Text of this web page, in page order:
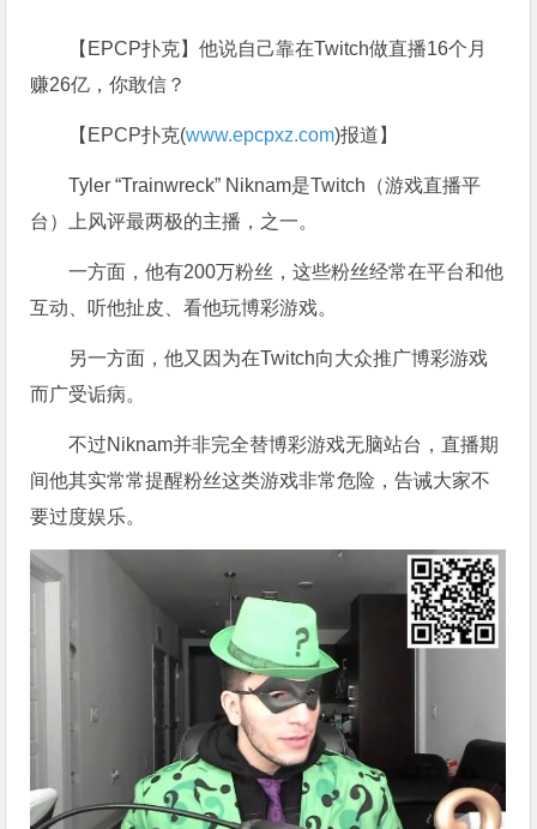
【EPCP扑克】他说自己靠在Twitch做直播16个月
赚26亿，你敢信？
【EPCP扑克(www.epcpxz.com)报道】
Tyler “Trainwreck” Niknam是Twitch（游戏直播平
台）上风评最两极的主播，之一。
一方面，他有200万粉丝，这些粉丝经常在平台和他
互动、听他扯皮、看他玩博彩游戏。
另一方面，他又因为在Twitch向大众推广博彩游戏
而广受诟病。
不过Niknam并非完全替博彩游戏无脑站台，直播期
间他其实常常提醒粉丝这类游戏非常危险，告诫大家不
要过度娱乐。